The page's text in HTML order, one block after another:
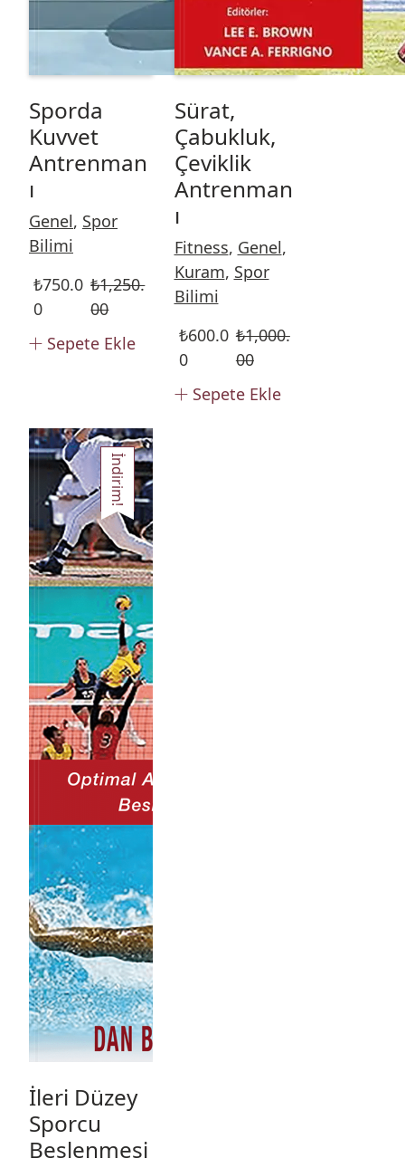
Sporda
Kuvvet
Antrenman
ı
Genel, Spor
Bilimi
₺1,250.
00
₺750.0
0
Sepete Ekle
Sürat,
Çabukluk,
Çeviklik
Antrenman
ı
Fitness, Genel,
Kuram, Spor
Bilimi
₺1,000.
00
₺600.0
0
Sepete Ekle
İndirim!
İleri Düzey
Sporcu
Beslenmesi